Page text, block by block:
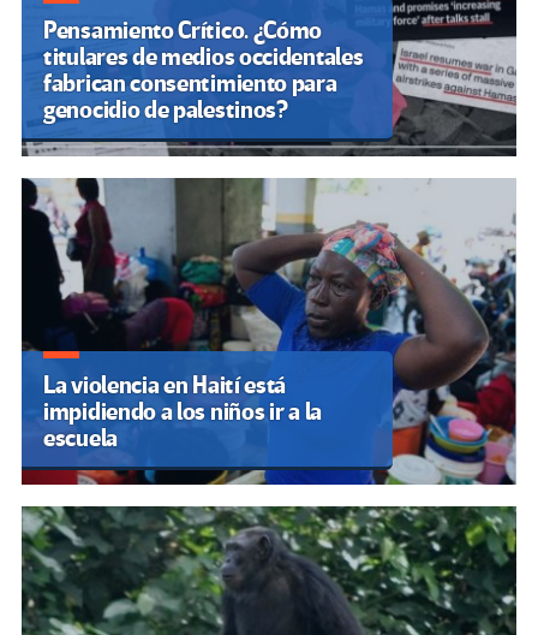
Pensamiento Crítico. ¿Cómo
titulares de medios occidentales
fabrican consentimiento para
genocidio de palestinos?
La violencia en Haití está
impidiendo a los niños ir a la
escuela